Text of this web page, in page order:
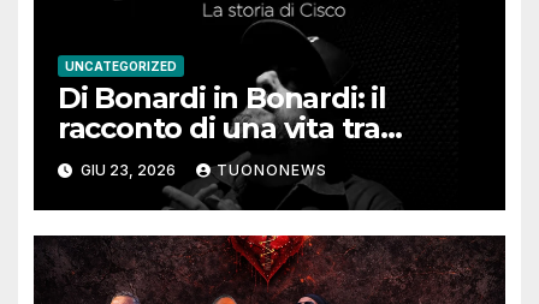
UNCATEGORIZED
Di Bonardi in Bonardi: il
racconto di una vita tra
memoria, musica e identità
GIU 23, 2026 TUONONEWS